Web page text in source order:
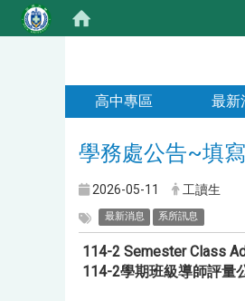
高中專區 最新
學務處公告~填
2026-05-11 工讀生
最新消息 系所訊息
114-2 Semester Class
114-2學期班級導師評量